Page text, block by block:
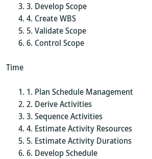
Develop Scope
Create WBS
Validate Scope
Control Scope
Time
Plan Schedule Management
Derive Activities
Sequence Activities
Estimate Activity Resources
Estimate Activity Durations
Develop Schedule